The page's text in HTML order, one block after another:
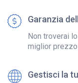
Garanzia
Non troverai
miglior
Gestisci la